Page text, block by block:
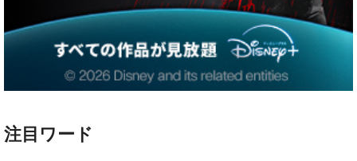
注目ワード
ハリー・ポッター